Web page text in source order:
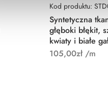
Kod produktu:
Syntetyczna
głęboki błękit,
kwiaty i białe
105,00zł/m